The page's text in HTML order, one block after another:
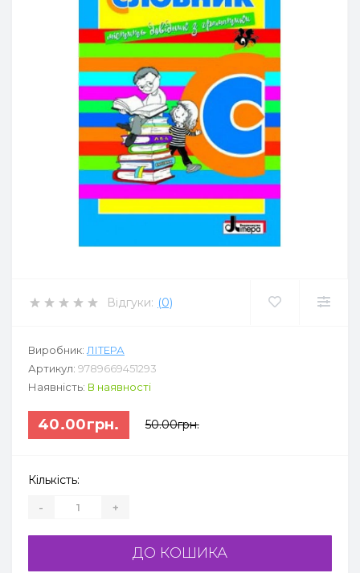
Відгуки: (0)
Виробник: ЛІТЕРА
Артикул: 9789669451293
Наявність: В наявності
40.00грн. 50.00грн.
Кількість:
- +
ДО КОШИКА